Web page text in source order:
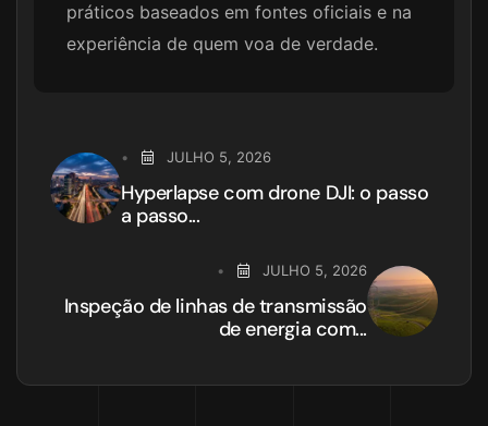
práticos baseados em fontes oficiais e na
experiência de quem voa de verdade.
JULHO 5, 2026
Hyperlapse com drone DJI: o passo
a passo...
JULHO 5, 2026
Inspeção de linhas de transmissão
de energia com...